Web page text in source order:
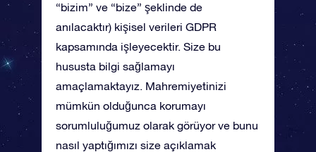
“bizim” ve “bize” şeklinde de
anılacaktır) kişisel verileri GDPR
kapsamında işleyecektir. Size bu
hususta bilgi sağlamayı
amaçlamaktayız. Mahremiyetinizi
mümkün olduğunca korumayı
sorumluluğumuz olarak görüyor ve bunu
nasıl yaptığımızı size açıklamak